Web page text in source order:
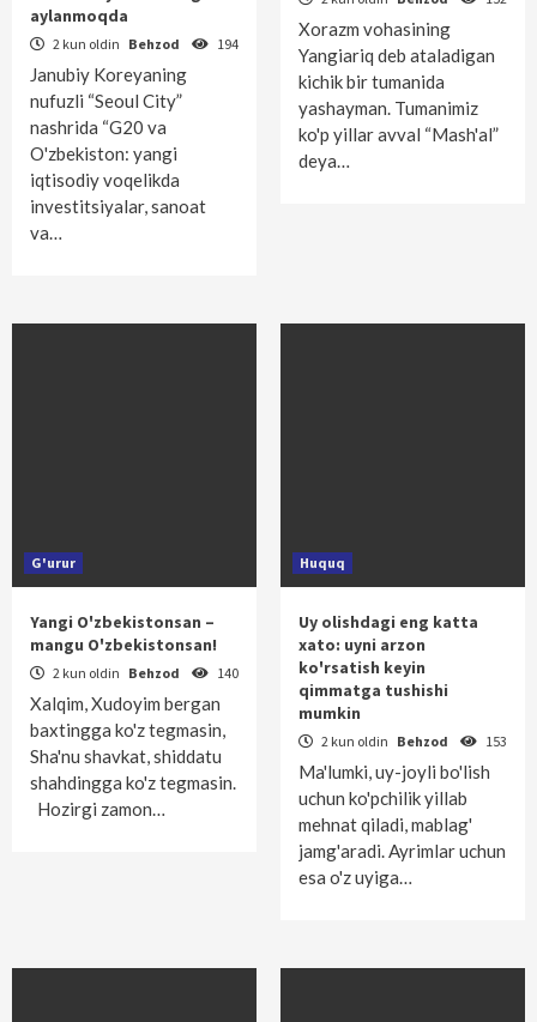
2
O'zlik
Qari bilganni pari bilmas
O'zlik
aylanmoqda
2 kun oldin Behzod 194
Janubiy Koreyaning
nufuzli “Seoul City”
nashrida “G20 va
O'zbekiston: yangi
iqtisodiy voqelikda
investitsiyalar, sanoat
va…
Xorazm vohasining
Yangiariq deb ataladigan
kichik bir tumanida
yashayman. Tumanimiz
ko'p yillar avval “Mash'al”
deya…
G'urur
Yangi O'zbekistonsan –
mangu O'zbekistonsan!
2 kun oldin Behzod 140
Xalqim, Xudoyim bergan
baxtingga ko'z tegmasin,
Sha'nu shavkat, shiddatu
shahdingga ko'z tegmasin.
Hozirgi zamon…
Huquq
Uy olishdagi eng katta
xato: uyni arzon
ko'rsatish keyin
qimmatga tushishi
mumkin
2 kun oldin Behzod 153
Ma'lumki, uy-joyli bo'lish
uchun ko'pchilik yillab
mehnat qiladi, mablag'
jamg'aradi. Ayrimlar uchun
esa o'z uyiga…